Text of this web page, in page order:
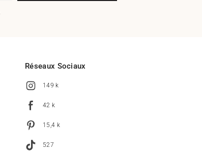
Réseaux Sociaux
149 k
42 k
15,4 k
527